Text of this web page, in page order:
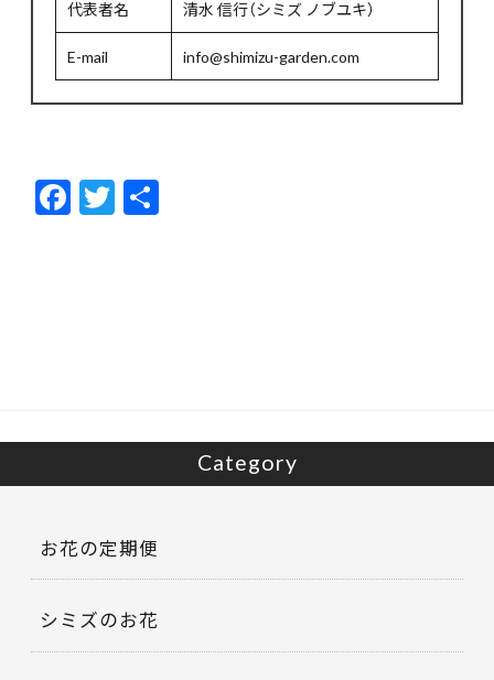
代表者名 清水 信行（シミズ ノブユキ）
E-mail info@shimizu-garden.com
F
ac
T
w
Category
お花の定期便
シミズのお花